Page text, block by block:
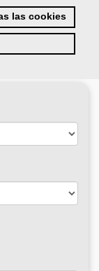
las cookies